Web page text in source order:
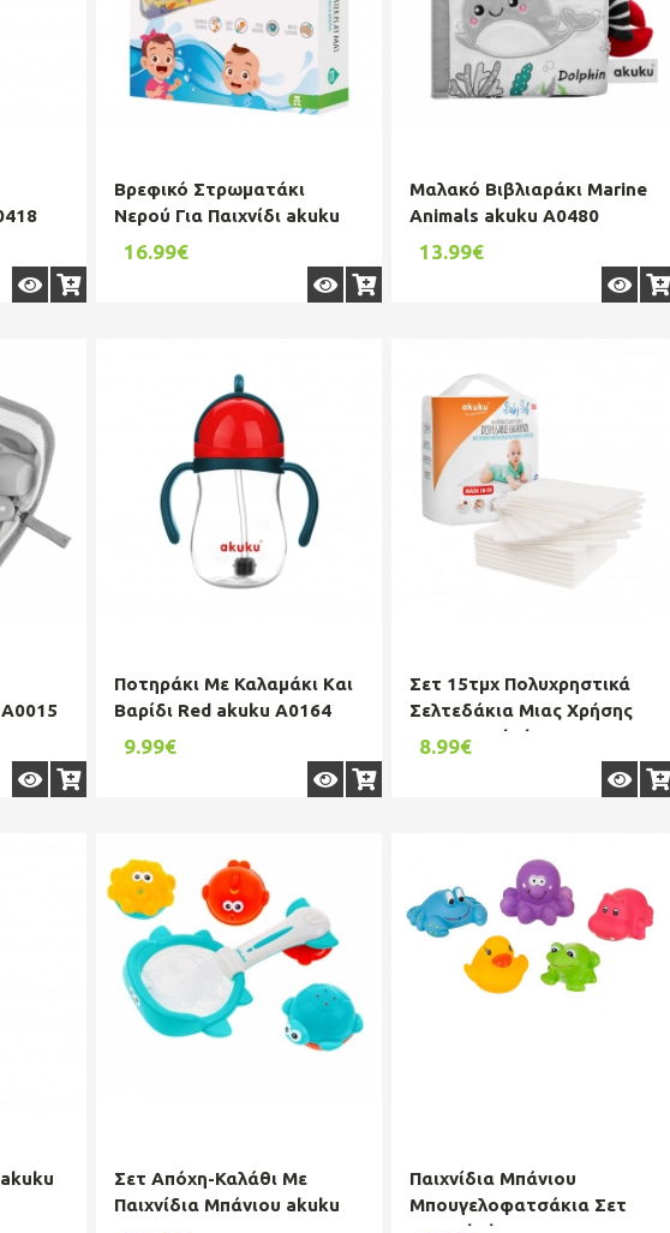
Βρεφικό Στρωματάκι
Νερού Για Παιχνίδι akuku
A0487
16.99€
Μαλακό Βιβλιαράκι Marine
Animals akuku A0480
13.99€
Ποτηράκι Mε Καλαμάκι Kαι
Βαρίδι Red akuku A0164
9.99€
Σετ 15τμχ Πολυχρηστικά
Σελτεδάκια Μιας Χρήσης
40x60εκ. akuku A0500
8.99€
akuku
Σετ Απόχη-Καλάθι Με
Παιχνίδια Μπάνιου akuku
Παιχνίδια Μπάνιου
Μπουγελοφατσάκια Σετ